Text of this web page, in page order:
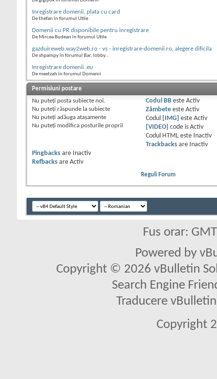
Inregistrare domenii, plata cu card
De thefan în forumul Utile
Domenii cu PR disponibile pentru inregistrare
De Mircea Budean în forumul Utile
gazduireweb.way2web.ro - vs - inregistrare-domenii.ro, alegere dificila
De shpampy în forumul Bar, lobby...
Inregistrare domenii .eu
De meetzah în forumul Domenii
Permisiuni postare
Nu puteţi posta subiecte noi.
Nu puteţi răspunde la subiecte
Nu puteţi adăuga ataşamente
Nu puteţi modifica posturile proprii
Codul BBeste Activ
Zâmbeteeste Activ
Codul
[IMG] este Activ
[VIDEO] code is Activ
Codul HTML este
Inactiv
Trackbacksare
Inactiv
Pingbacks are
Inactiv
Refbacks are Activ
Reguli Forum
Fus orar:
Powered by
Copyright © 2026 vBulletin
Search Engine
Traducere
Copyright